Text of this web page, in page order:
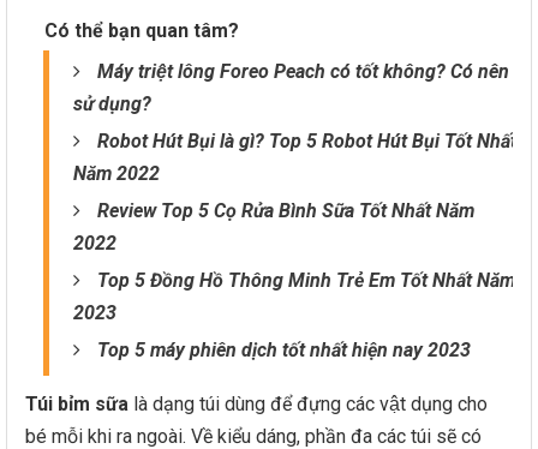
Có thể bạn quan tâm?
Máy triệt lông Foreo Peach có tốt không? Có nên
sử dụng?
Robot Hút Bụi là gì? Top 5 Robot Hút Bụi Tốt Nhất
Năm 2022
Review Top 5 Cọ Rửa Bình Sữa Tốt Nhất Năm
2022
Top 5 Đồng Hồ Thông Minh Trẻ Em Tốt Nhất Năm
2023
Top 5 máy phiên dịch tốt nhất hiện nay 2023
Túi bỉm sữa là dạng túi dùng để đựng các vật dụng cho
bé mỗi khi ra ngoài. Về kiểu dáng, phần đa các túi sẽ có